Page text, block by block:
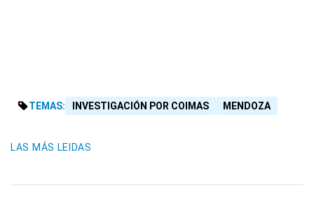
TEMAS: INVESTIGACIÓN POR COIMAS MENDOZA
LAS MÁS LEIDAS